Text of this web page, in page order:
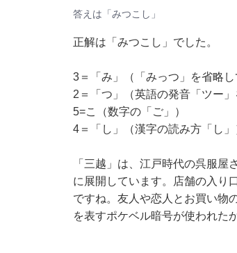
答えは「みつこし」
正解は「みつこし」でした。
3＝「み」（「みっつ」を省略し
2＝「つ」（英語の発音「ツー」
5=こ（数字の「ご」）
4＝「し」（漢字の読み方「し」
「三越」は、江戸時代の呉服
に展開しています。店舗の入り
ですね。友人や恋人とお買い物
を表すポケベル暗号が使われた